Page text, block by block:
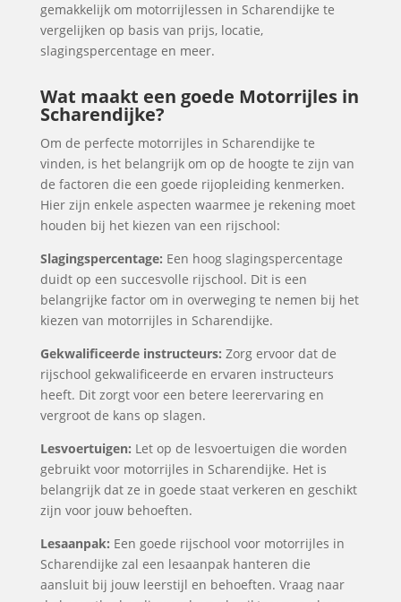
gemakkelijk om motorrijlessen in Scharendijke te
vergelijken op basis van prijs, locatie,
slagingspercentage en meer.
Wat maakt een goede Motorrijles in
Scharendijke?
Om de perfecte motorrijles in Scharendijke te
vinden, is het belangrijk om op de hoogte te zijn van
de factoren die een goede rijopleiding kenmerken.
Hier zijn enkele aspecten waarmee je rekening moet
houden bij het kiezen van een rijschool:
Slagingspercentage: Een hoog slagingspercentage
duidt op een succesvolle rijschool. Dit is een
belangrijke factor om in overweging te nemen bij het
kiezen van motorrijles in Scharendijke.
Gekwalificeerde instructeurs: Zorg ervoor dat de
rijschool gekwalificeerde en ervaren instructeurs
heeft. Dit zorgt voor een betere leerervaring en
vergroot de kans op slagen.
Lesvoertuigen: Let op de lesvoertuigen die worden
gebruikt voor motorrijles in Scharendijke. Het is
belangrijk dat ze in goede staat verkeren en geschikt
zijn voor jouw behoeften.
Lesaanpak: Een goede rijschool voor motorrijles in
Scharendijke zal een lesaanpak hanteren die
aansluit bij jouw leerstijl en behoeften. Vraag naar